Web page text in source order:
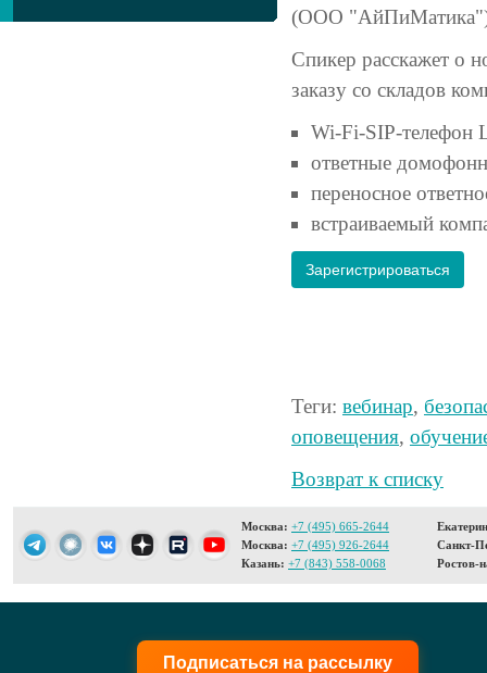
(ООО "АйПиМатика")
Спикер расскажет о
заказу со складов
Wi-Fi-SIP-телефон
ответные
переносное
встраиваемый
Зарегистрироваться
Теги: вебинар,
оповещения,
Возврат к списку
Москва: +7 (495) 665-2644
Москва: +7 (495) 926-2644
Казань: +7 (843) 558-0068
Санкт-
Ростов-
Подписаться на рассылку